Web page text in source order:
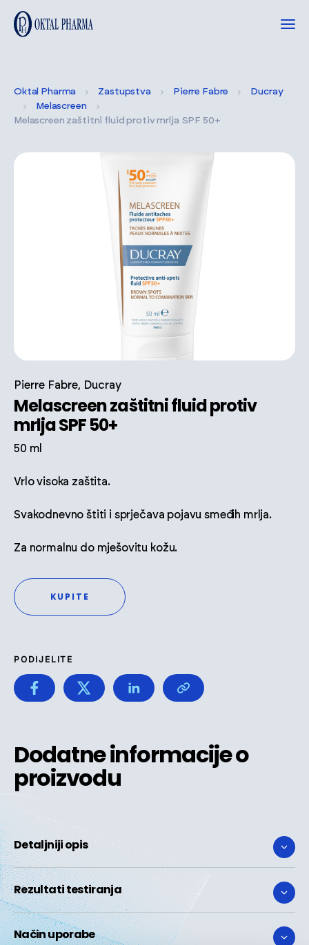
Oktal Pharma Zastupstva Pierre Fabre
Ducray
Melascreen
Melascreen zaštitni fluid protiv mrlja SPF 50+
Pierre Fabre, Ducray
Melascreen zaštitni fluid protiv
mrlja SPF 50+
50 ml
Vrlo visoka zaštita.
Svakodnevno štiti i sprječava pojavu smeđih mrlja.
Za normalnu do mješovitu kožu.
KUPITE
PODIJELITE
Detaljniji opis
Rezultati testiranja
Način uporabe
Dodatne informacije o
proizvodu